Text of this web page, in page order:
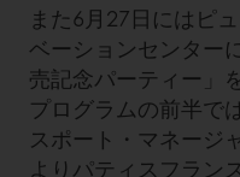
また6月27日にはピ
ベーションセンター
売記念パーティー」
プログラムの前半
スポート・マネー
よりパティスフラン